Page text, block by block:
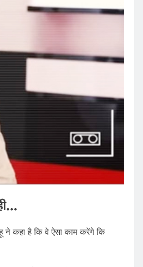
ने कहा है कि वे ऐसा काम करेंगे कि